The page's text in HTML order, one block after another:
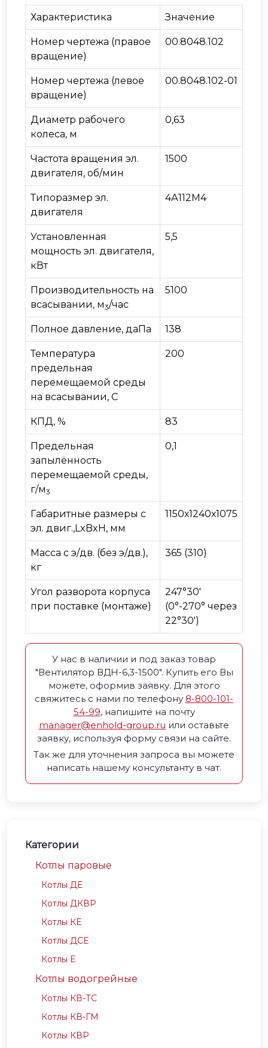
Характеристика Значение
Номер чертежа (правое
вращение)
00.8048.102
Номер чертежа (левое
вращение)
00.8048.102-01
Диаметр рабочего
колеса, м
0,63
Частота вращения эл.
двигателя, об/мин
1500
Типоразмер эл.
двигателя
4А112М4
Установленная
мощность эл. двигателя,
кВт
5,5
Производительность на
всасывании, м3/час
5100
Полное давление, даПа 138
Температура
предельная
перемещаемой среды
на всасывании, С
200
КПД, % 83
Предельная
запылённость
перемещаемой среды,
г/м3
0,1
Габаритные размеры с
эл. двиг.,LxBxH, мм
1150х1240х1075
Масса с э/дв. (без э/дв.),
кг
365 (310)
Угол разворота корпуса
при поставке (монтаже)
247°30'
(0°-270° через
22°30')
У нас в наличии и под заказ товар
"Вентилятор ВДН-6,3-1500". Купить его Вы
можете, оформив заявку. Для этого
свяжитесь с нами по телефону 8-800-101-
54-99, напишите на почту
manager@enhold-group.ru или оставьте
заявку, используя форму связи на сайте.
Так же для уточнения запроса вы можете
написать нашему консультанту в чат.
Категории
Котлы паровые
Котлы ДЕ
Котлы ДКВР
Котлы КЕ
Котлы ДСЕ
Котлы Е
Котлы водогрейные
Котлы КВ-ТС
Котлы КВ-ГМ
Котлы КВР